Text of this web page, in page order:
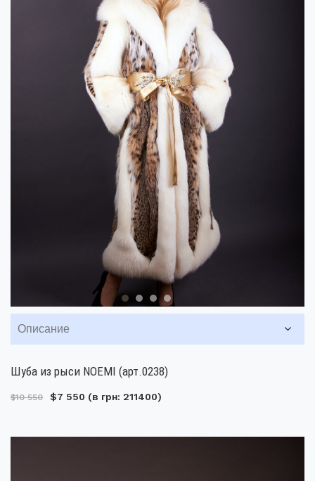
Описание
Шуба из рыси NOEMI (арт.0238)
$10 550 $7 550 (в грн: 211400)